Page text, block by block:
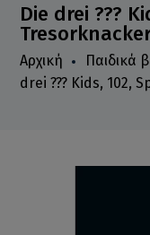
Die drei ???
Αρχική Παιδικά
drei ??? Kids, 102,